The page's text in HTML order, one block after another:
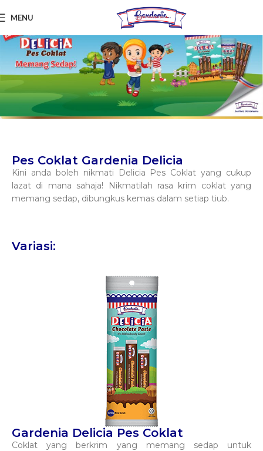
MENU
Pes Coklat Gardenia Delicia
Kini anda boleh nikmati Delicia Pes Coklat yang cukup
lazat di mana sahaja! Nikmatilah rasa krim coklat yang
memang sedap, dibungkus kemas dalam setiap tiub.
Variasi:
Gardenia Delicia Pes Coklat
Coklat yang berkrim yang memang sedap untuk